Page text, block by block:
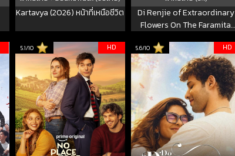
Kartavya (2026) หน้าที่เหนือชีวิต
Di Renjie of Extraordinary
Flowers On The Faramita
แดนพิศวง
5.1/10 HD 5.6/10 HD